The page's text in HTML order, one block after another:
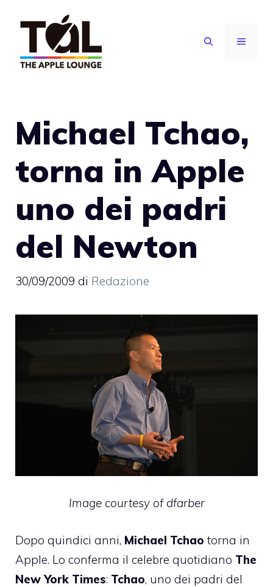
contenuto
MENU
Michael Tchao,
torna in Apple
uno dei padri
del Newton
30/09/2009 di Redazione
Image courtesy of dfarber
Dopo quindici anni, Michael Tchao torna in
Apple. Lo conferma il celebre quotidiano The
New York Times: Tchao, uno dei padri del